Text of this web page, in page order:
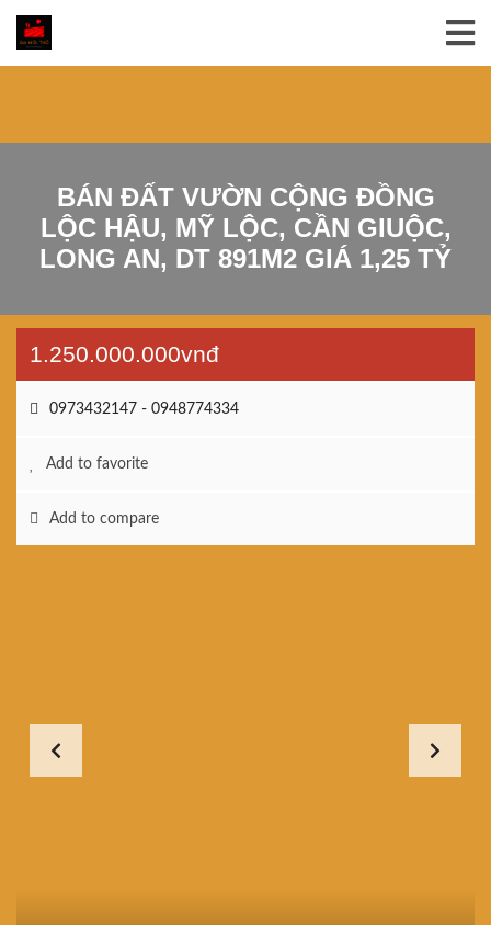
BÁN ĐẤT VƯỜN CỘNG ĐỒNG
LỘC HẬU, MỸ LỘC, CẦN GIUỘC,
LONG AN, DT 891M2 GIÁ 1,25 TỶ
1.250.000.000vnđ
0973432147 - 0948774334
Add to favorite
Add to compare